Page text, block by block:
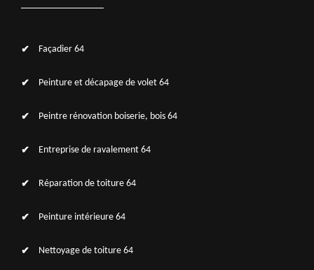
Façadier 64
Peinture et décapage de volet 64
Peintre rénovation boiserie, bois 64
Entreprise de ravalement 64
Réparation de toiture 64
Peinture intérieure 64
Nettoyage de toiture 64